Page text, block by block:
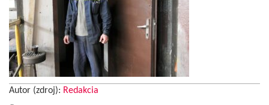
Autor (zdroj): Redakcia